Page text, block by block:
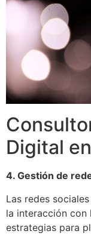
Digital
4. Gestión de
Las redes
la interacción con
estrategias para